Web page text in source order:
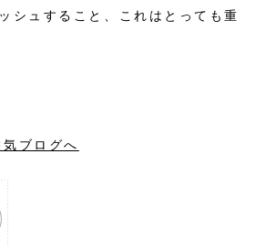
シュすること、これはとっても重